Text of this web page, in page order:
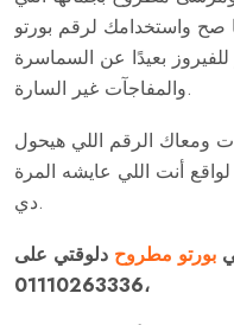
واستخدامك لرقم بورتو
بعيدًا عن السماسرة
والمفاجآت غير السارة.
ومعاك الرقم اللي هيحول
أنت اللي عايشه المرة
دي.
بورتو مطروح دلوقتي على
01110263336،